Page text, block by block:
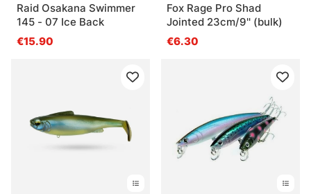
Raid Osakana Swimmer
145 - 07 Ice Back
€15.90
Fox Rage Pro Shad
Jointed 23cm/9'' (bulk)
€6.30